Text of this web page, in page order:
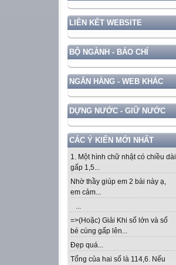
LIÊN KẾT WEBSITE
BỘ NGÀNH - BÁO CHÍ
NGÂN HÀNG - WEB KHÁC
DỰNG NƯỚC - GIỮ NƯỚC
CÁC Ý KIẾN MỚI NHẤT
1. Một hình chữ nhật có chiều dài
gấp 1,5...
Nhờ thầy giúp em 2 bài này ạ,
em cảm...
...
=>(Hoặc) Giải Khi số lớn và số
bé cùng gấp lên...
Đẹp quá...
Tổng của hai số là 114,6. Nếu